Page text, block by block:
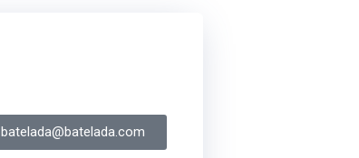
batelada@batelada.com